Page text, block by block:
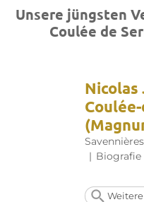
Unsere jüngsten
Coulée de
Nicolas
| Biografie